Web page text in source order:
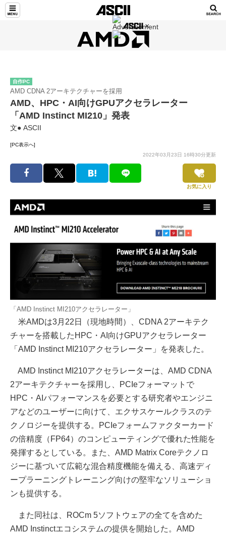
自作PC
AMD CDNA 2アーキテクチャーを採用
AMD、HPC・AI向けGPUアクセラレーター
「AMD Instinct MI210」発表
文● ASCII
[PC表示へ]
2022年03月23日 16時30分更新
お気に入り
「AMD Instinct MI210アクセラレーター」
米AMDは3月22日（現地時間）、CDNA 2アーキテク
チャーを搭載したHPC・AI向けGPUアクセラレーター
「AMD Instinct MI210アクセラレーター」を発表した。
AMD Instinct MI210アクセラレーターは、AMD CDNA
2アーキテクチャーを採用し、PCIeフォーマットで
HPC・AIパフォーマンスを必要とする研究者やエンジニ
アなどのユーザーに向けて、エクサスケールクラスのテ
クノロジーを提供する。PCIeフォームファクターカード
の倍精度（FP64）のコンピューティングで優れた性能を
発揮するとしている。また、AMD Matrix Coreテクノロ
ジーに基づいて広範な混合精度機能を備える、高速ディ
ープラーニングトレーニング向けの堅牢なソリューショ
ンも提供する。
また同社は、ROCm 5ソフトウェアの全てを含めた
AMD Instinctエコシステムの提供を開始した。AMD